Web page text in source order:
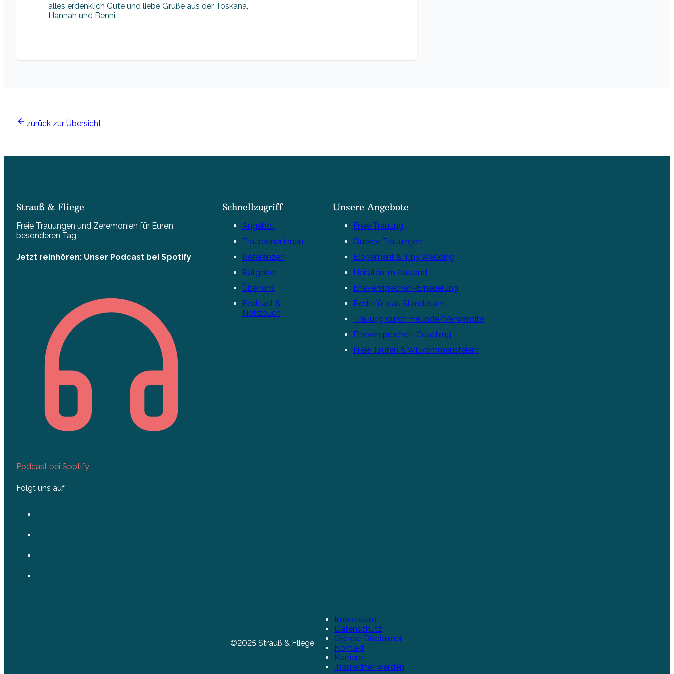
alles erdenklich Gute und liebe Grüße aus der Toskana,
Hannah und Benni.
zurück zur Übersicht
Strauß & Fliege
Freie Trauungen und Zeremonien für Euren
besonderen Tag
Jetzt reinhören: Unser Podcast bei Spotify
Podcast bei Spotify
Folgt uns auf
Schnellzugriff
Angebot
Trauredner:innen
Referenzen
Ratgeber
Über uns
Podcast &
Notizbuch
Unsere Angebote
Freie Trauung
Queere Trauungen
Elopement & Tiny Wedding
Heiraten im Ausland
Eheversprechen-Erneuerung
Rede für das Standesamt
Trauung durch Freunde/Verwandte
Eheversprechen-Coaching
Freie Taufen & Willkommensfeiern
©2025 Strauß & Fliege
Impressum
Datenschutz
Gender Disclaimer
Kontakt
Karriere
Trauredner werden